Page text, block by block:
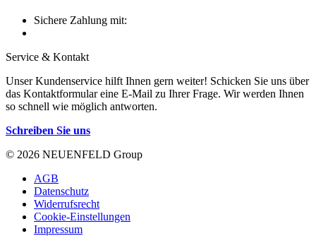
Sichere Zahlung mit:
Service & Kontakt
Unser Kundenservice hilft Ihnen gern weiter! Schicken Sie uns über
das Kontaktformular eine E-Mail zu Ihrer Frage. Wir werden Ihnen
so schnell wie möglich antworten.
Schreiben Sie uns
© 2026 NEUENFELD Group
AGB
Datenschutz
Widerrufsrecht
Cookie-Einstellungen
Impressum